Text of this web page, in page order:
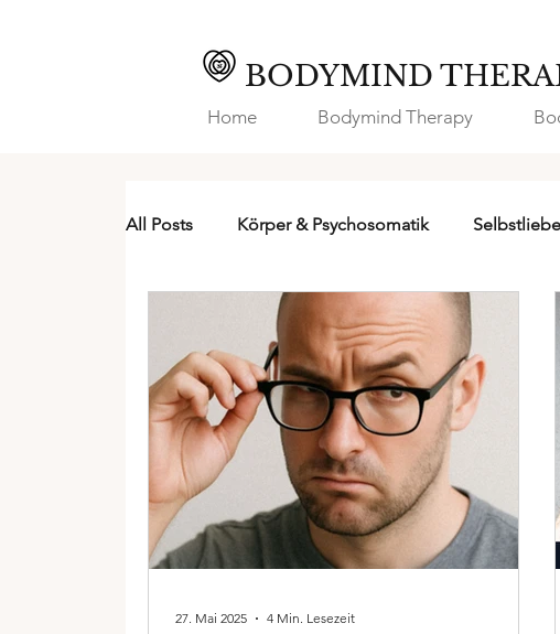
BODYMIND
Home Bodymind Therapy
All Posts Körper & Psychosomatik
27. Mai 2025 4 Min. Lesezeit